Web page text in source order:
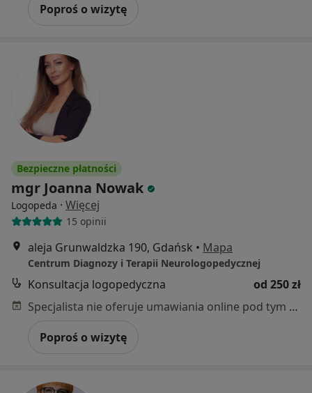
Poproś o wizytę
Bezpieczne płatności
mgr Joanna Nowak
Logopeda · Więcej
15 opinii
aleja Grunwaldzka 190, Gdańsk • Mapa
Centrum Diagnozy i Terapii Neurologopedycznej
Konsultacja logopedyczna
od 250 zł
Specjalista nie oferuje umawiania online pod tym adresem.
Poproś o wizytę